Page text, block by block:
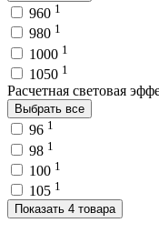
960 1
980 1
1000 1
1050 1
Расчетная световая
Выбрать все
96 1
98 1
100 1
105 1
Показать 4 товара